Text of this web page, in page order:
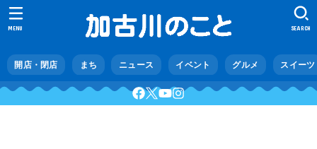
開店・閉店 まち ニュース イベント グルメ スイーツ
SEARCH
MENU